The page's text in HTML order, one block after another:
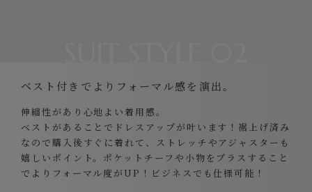
ベスト付きでよりフォーマル感を演出。
伸縮性があり心地よい着用感。
ベストがあることでドレスアップが叶います！裾上げ済み
なので購入後すぐに着れて、ストレッチやアジャスターも
嬉しいポイント。ポケットチーフや小物をプラスすること
でよりフォーマル度がUP！ビジネスでも仕様可能！